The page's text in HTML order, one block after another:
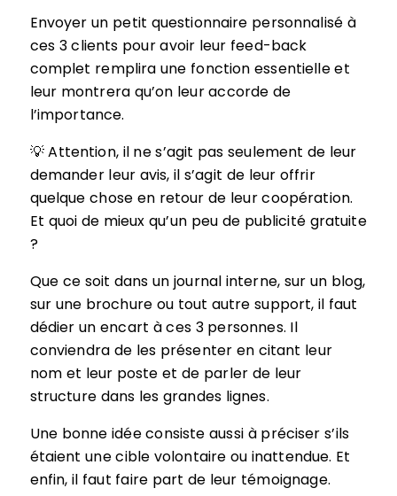
Envoyer un petit questionnaire personnalisé à
ces 3 clients pour avoir leur feed-back
complet remplira une fonction essentielle et
leur montrera qu’on leur accorde de
l’importance.
💡 Attention, il ne s’agit pas seulement de leur
demander leur avis, il s’agit de leur offrir
quelque chose en retour de leur coopération.
Et quoi de mieux qu’un peu de publicité gratuite
?
Que ce soit dans un journal interne, sur un blog,
sur une brochure ou tout autre support, il faut
dédier un encart à ces 3 personnes. Il
conviendra de les présenter en citant leur
nom et leur poste et de parler de leur
structure dans les grandes lignes.
Une bonne idée consiste aussi à préciser s’ils
étaient une cible volontaire ou inattendue. Et
enfin, il faut faire part de leur témoignage.